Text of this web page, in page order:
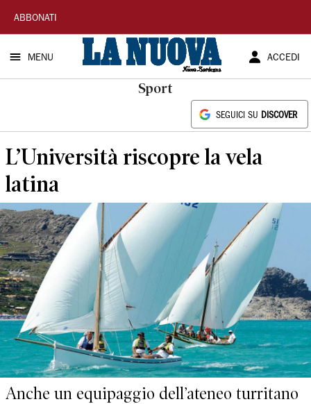
La
Nuova
Sardegna
ABBONATI
MENU ACCEDI
Sport
SEGUICI SU DISCOVER
L’Università riscopre la vela
latina
Anche un equipaggio dell’ateneo turritano